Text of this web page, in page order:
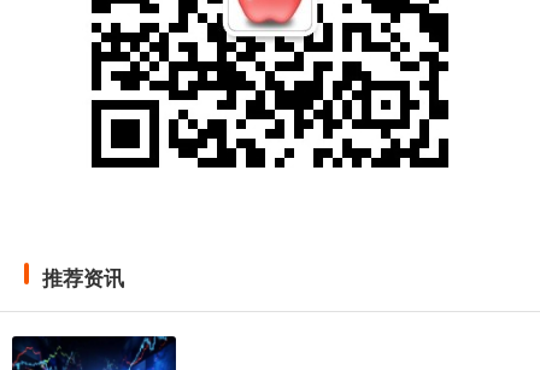
推荐资讯